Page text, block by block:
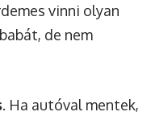
vinni olyan
de nem
. Ha autóval mentek,